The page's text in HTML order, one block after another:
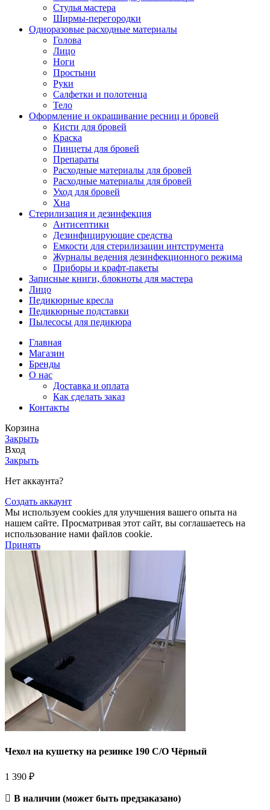
Стулья мастера
Ширмы-перегородки
Одноразовые расходные материалы
Голова
Лицо
Ноги
Простыни
Руки
Салфетки и полотенца
Тело
Оформление и окрашивание ресниц и бровей
Кисти для бровей
Краска
Пинцеты для бровей
Препараты
Расходные материалы для бровей
Расходные материалы для бровей
Уход для бровей
Хна
Стерилизация и дезинфекция
Антисептики
Дезинфицирующие средства
Емкости для стерилизации интструмента
Журналы ведения дезинфекционного режима
Приборы и крафт-пакеты
Записные книги, блокноты для мастера
Лицо
Педикюрные кресла
Педикюрные подставки
Пылесосы для педикюра
Главная
Магазин
Бренды
О нас
Доставка и оплата
Как сделать заказ
Контакты
Корзина
Закрыть
Вход
Закрыть
Нет аккаунта?
Создать аккаунт
Мы используем cookies для улучшения вашего опыта на
нашем сайте. Просматривая этот сайт, вы соглашаетесь на
использование нами файлов cookie.
Принять
Чехол на кушетку на резинке 190 С/О Чёрный
1 390 ₽
В наличии (может быть предзаказано)